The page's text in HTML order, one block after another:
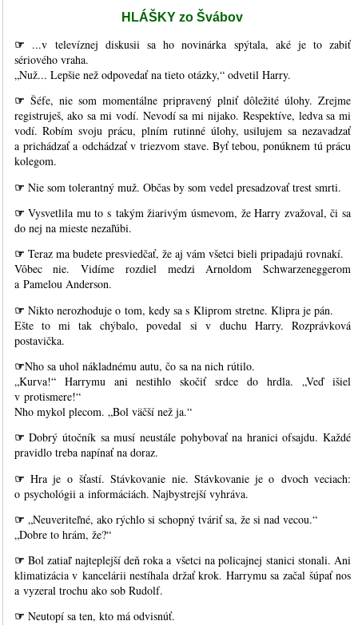
HLÁŠKY zo Švábov
☞ ...v televíznej diskusii sa ho novinárka spýtala, aké je to zabiť
sériového vraha.
„Nuž... Lepšie než odpovedať na tieto otázky,“ odvetil Harry.
☞ Šéfe, nie som momentálne pripravený plniť dôležité úlohy. Zrejme
registruješ, ako sa mi vodí. Nevodí sa mi nijako. Respektíve, ledva sa mi
vodí. Robím svoju prácu, plním rutinné úlohy, usilujem sa nezavadzať
a prichádzať a odchádzať v triezvom stave. Byť tebou, ponúknem tú prácu
kolegom.
☞ Nie som tolerantný muž. Občas by som vedel presadzovať trest smrti.
☞Vysvetlila mu to s takým žiarivým úsmevom, že Harry zvažoval, či sa
do nej na mieste nezaľúbi.
☞ Teraz ma budete presviedčať, že aj vám všetci bieli pripadajú rovnakí.
Vôbec nie. Vidíme rozdiel medzi Arnoldom Schwarzeneggerom
a Pamelou Anderson.
☞ Nikto nerozhoduje o tom, kedy sa s Kliprom stretne. Klipra je pán.
Ešte to mi tak chýbalo, povedal si v duchu Harry. Rozprávková
postavička.
☞Nho sa uhol nákladnému autu, čo sa na nich rútilo.
„Kurva!“ Harrymu ani nestihlo skočiť srdce do hrdla. „Veď išiel
v protismere!“
Nho mykol plecom. „Bol väčší než ja.“
☞Dobrý útočník sa musí neustále pohybovať na hranici ofsajdu. Každé
pravidlo treba napínať na doraz.
☞ Hra je o šťastí. Stávkovanie nie. Stávkovanie je o dvoch veciach:
o psychológii a informáciách. Najbystrejší vyhráva.
☞ „Neuveriteľné, ako rýchlo si schopný tváriť sa, že si nad vecou.“
„Dobre to hrám, že?“
☞ Bol zatiaľ najteplejší deň roka a všetci na policajnej stanici stonali. Ani
klimatizácia v kancelárii nestíhala držať krok. Harrymu sa začal šúpať nos
a vyzeral trochu ako sob Rudolf.
☞ Neutopí sa ten, kto má odvisnúť.